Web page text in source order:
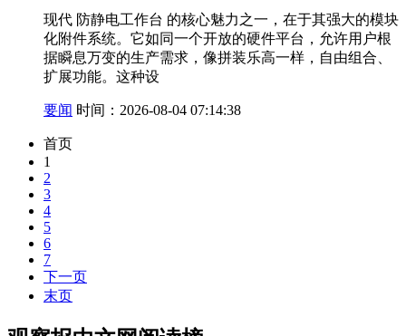
现代 防静电工作台 的核心魅力之一，在于其强大的模块
化附件系统。它如同一个开放的硬件平台，允许用户根
据瞬息万变的生产需求，像拼装乐高一样，自由组合、
扩展功能。这种设
要闻 时间：2026-08-04 07:14:38
首页
1
2
3
4
5
6
7
下一页
末页